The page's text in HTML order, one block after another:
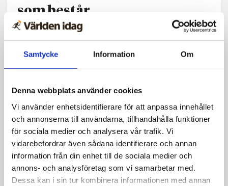
Samtycke Information Om
Denna webbplats använder cookies
Vi använder enhetsidentifierare för att anpassa innehållet
och annonserna till användarna, tillhandahålla funktioner
för sociala medier och analysera vår trafik. Vi
vidarebefordrar även sådana identifierare och annan
information från din enhet till de sociala medier och
annons- och analysföretag som vi samarbetar med.
Dessa kan i sin tur kombinera informationen med annan
som består
Nyheter